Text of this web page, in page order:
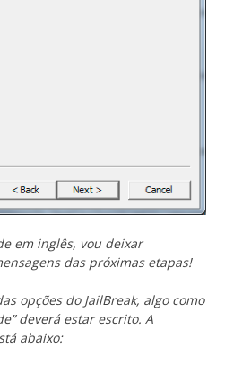
em inglês, vou deixar
das próximas etapas!
opções do JailBreak, algo como
deverá estar escrito. A
abaixo: